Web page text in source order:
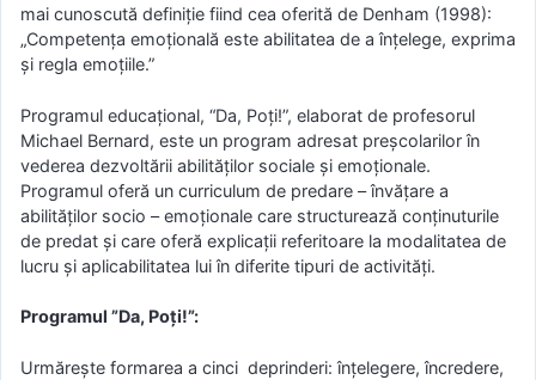
mai cunoscută definiţie fiind cea oferită de Denham (1998):
„Competenţa emoţională este abilitatea de a înţelege, exprima
şi regla emoţiile.”
Programul educaţional, “Da, Poţi!”, elaborat de profesorul
Michael Bernard, este un program adresat preşcolarilor în
vederea dezvoltării abilităţilor sociale şi emoţionale.
Programul oferă un curriculum de predare – învăţare a
abilităţilor socio – emoţionale care structurează conţinuturile
de predat şi care oferă explicaţii referitoare la modalitatea de
lucru şi aplicabilitatea lui în diferite tipuri de activităţi.
Programul ”Da, Poți!”:
Urmăreşte formarea a cinci deprinderi: înţelegere, încredere,